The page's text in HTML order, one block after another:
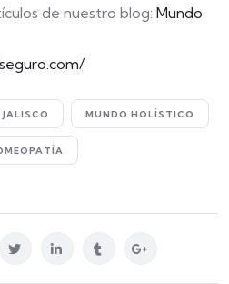
de nuestro blog: Mundo
JALISCO MUNDO HOLÍSTICO